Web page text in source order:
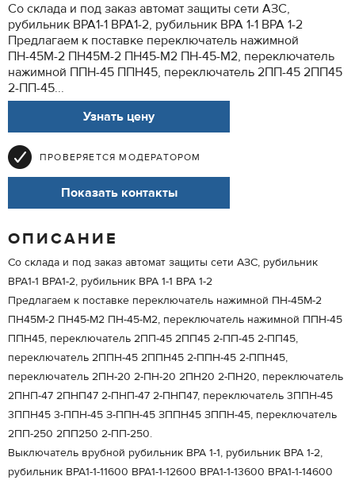
Со склада и под заказ автомат защиты сети АЗС,
рубильник ВРА1-1 ВРА1-2, рубильник ВРА 1-1 ВРА 1-2
Предлагаем к поставке переключатель нажимной
ПН-45М-2 ПН45М-2 ПН45-М2 ПН-45-М2, переключатель
нажимной ППН-45 ППН45, переключатель 2ПП-45 2ПП45
2-ПП-45...
Узнать цену
ПРОВЕРЯЕТСЯ МОДЕРАТОРОМ
Показать контакты
ОПИСАНИЕ
Со склада и под заказ автомат защиты сети АЗС, рубильник
ВРА1-1 ВРА1-2, рубильник ВРА 1-1 ВРА 1-2
Предлагаем к поставке переключатель нажимной ПН-45М-2
ПН45М-2 ПН45-М2 ПН-45-М2, переключатель нажимной ППН-45
ППН45, переключатель 2ПП-45 2ПП45 2-ПП-45 2-ПП45,
переключатель 2ППН-45 2ППН45 2-ППН-45 2-ППН45,
переключатель 2ПН-20 2-ПН-20 2ПН20 2-ПН20, переключатель
2ПНП-47 2ПНП47 2-ПНП-47 2-ПНП47, переключатель 3ППН-45
3ППН45 3-ППН-45 З-ППН-45 ЗППН45 ЗППН-45, переключатель
2ПП-250 2ПП250 2-ПП-250.
Выключатель врубной рубильник ВРА 1-1, рубильник ВРА 1-2,
рубильник ВРА1-1-11600 ВРА1-1-12600 ВРА1-1-13600 ВРА1-1-14600